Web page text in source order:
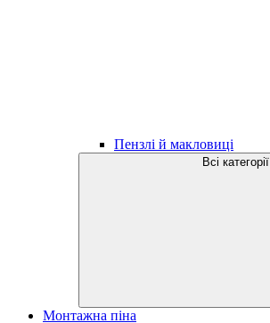
Пензлі й макловиці
Всі категорії
Монтажна піна